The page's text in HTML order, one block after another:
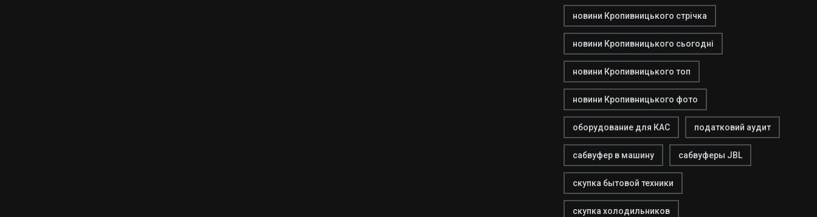
новини Кропивницького стрічка
новини Кропивницького сьогодні
новини Кропивницького топ
новини Кропивницького фото
оборудование для КАС податковий аудит
сабвуфер в машину сабвуферы JBL
скупка бытовой техники
скупка холодильников